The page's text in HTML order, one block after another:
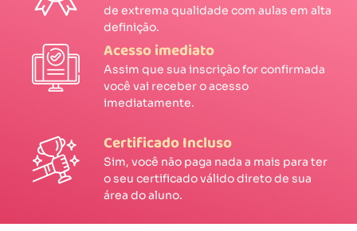
de extrema qualidade com aulas em alta
definição.
Acesso imediato
Assim que sua inscrição for confirmada
você vai receber o acesso
imediatamente.
Certificado Incluso
Sim, você não paga nada a mais para ter
o seu certificado válido direto de sua
área do aluno.